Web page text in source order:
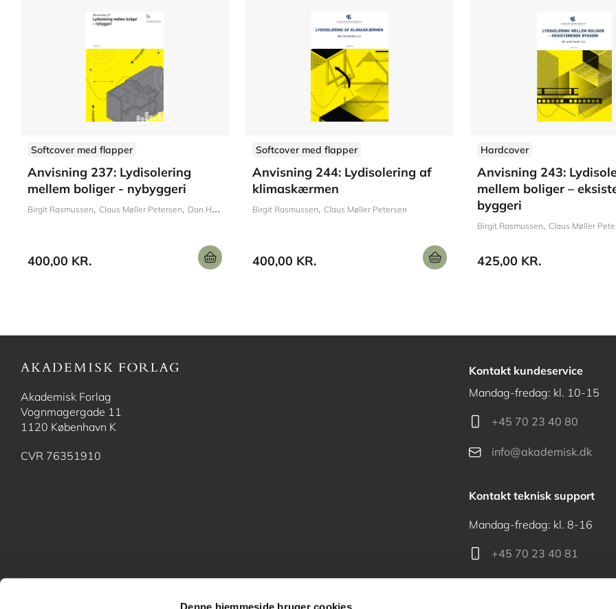
Denne hjemmeside bruger cookies
Softcover med flapper
Anvisning 237: Lydisolering
mellem boliger - nybyggeri
Birgit Rasmussen Claus Møller Petersen Dan Hoffmeyer
400,00 KR.
Softcover med flapper
Anvisning 244: Lydisolering af
klimaskærmen
Birgit Rasmussen Claus Møller Petersen
400,00 KR.
Hardcover
Anvisning 243:
mellem boliger –
byggeri
Birgit Rasmussen Claus Møller
425,00 KR.
Akademisk Forlag
Vognmagergade 11
1120 København K
CVR 76351910
Kontakt kundeservice
Mandag-fredag: kl. 10-15
+45 70 23 40 80
info@akademisk.dk
Kontakt teknisk support
Mandag-fredag: kl. 8-16
+45 70 23 40 81